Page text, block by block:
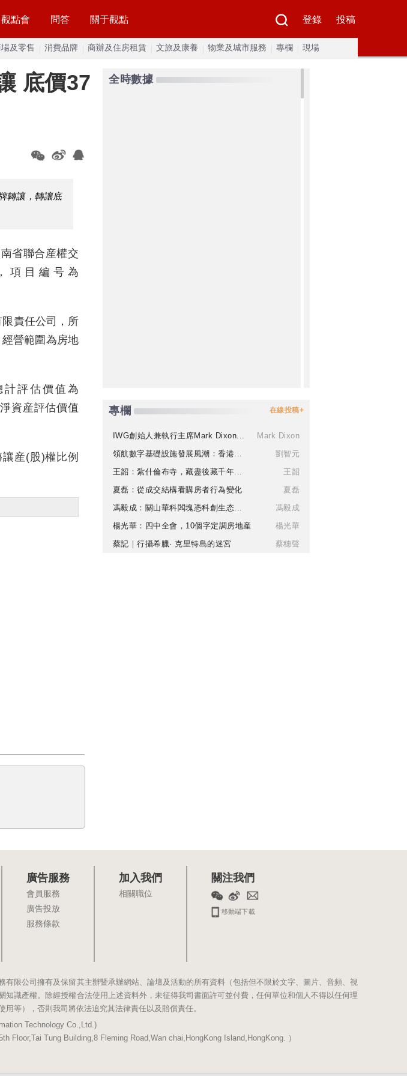
觀點會 問答 關于觀點 登錄 投稿
及零售 消費品牌 商辦及住房租賃 文旅及康養 物業及城市服務 專欄 現場
底價37
轉讓，轉讓底
省聯合産權交
項目編号為
責任公司，所
營範圍為房地
計評估價值為
資産評估價值
産(股)權比例
全時數據
專欄 在線投稿+
IWG創始人兼執行主席Mark Dixon...
Mark Dixon
領航數字基礎設施發展風潮：香港...
劉智元
王韶：紮什倫布寺，藏盡後藏千年...
王韶
夏磊：從成交結構看購房者行為變化
夏磊
馮毅成：關山華科闆塊憑科創生态...
馮毅成
楊光華：四中全會，10個字定調房地産
楊光華
蔡記｜行攝希臘· 克里特島的迷宮
蔡穗聲
廣告服務
會員服務
廣告投放
服務條款
加入我們
相關職位
關注我們
移動端下載
限公司擁有及保留其主辦暨承辦網站、論壇及活動的所有資料（包括但不限於文字、圖片、音頻、視
識產權。除經授權合法使用上述資料外，未征得我司書面許可並付費，任何單位和個人不得以任何理
等），否則我司將依法追究其法律責任以及賠償責任。
Technology Co.,Ltd.)
Floor,Tai Tung Building,8 Fleming Road,Wan chai,HongKong Island,HongKong. ）